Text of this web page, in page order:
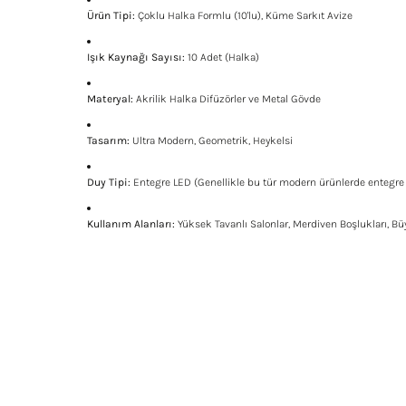
Ürün Tipi: Çoklu Halka Formlu (10'lu), Küme Sarkıt Avize
Işık Kaynağı Sayısı: 10 Adet (Halka)
Materyal: Akrilik Halka Difüzörler ve Metal Gövde
Tasarım: Ultra Modern, Geometrik, Heykelsi
Duy Tipi: Entegre LED (Genellikle bu tür modern ürünlerde entegre
Kullanım Alanları: Yüksek Tavanlı Salonlar, Merdiven Boşlukları,